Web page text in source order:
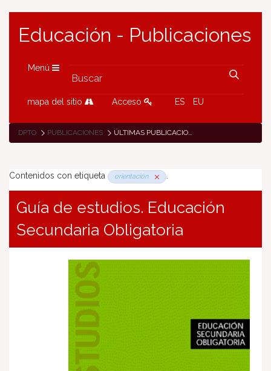
Educación - Publicaciones
Menú
mapa del sitio Acceso ES EU
DPTO PUBLICACIONES ÚLTIMAS PUBLICACIONES
Contenidos con etiqueta orientación .
Guía de estudios. Educación
Secundaria Obligatoria